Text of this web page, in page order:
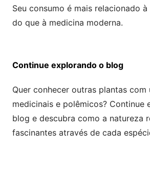
Seu consumo é mais relacionado
do que à medicina moderna.
Continue explorando o blog
Quer conhecer outras plantas com
medicinais e polêmicos? Continue
blog e descubra como a natureza
fascinantes através de cada